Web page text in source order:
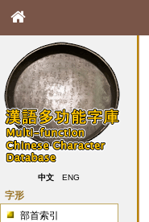
中文 ENG
字形
部首索引